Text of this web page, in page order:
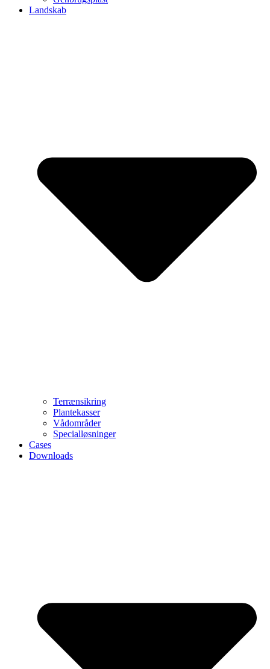
Landskab
Terrænsikring
Plantekasser
Vådområder
Specialløsninger
Cases
Downloads